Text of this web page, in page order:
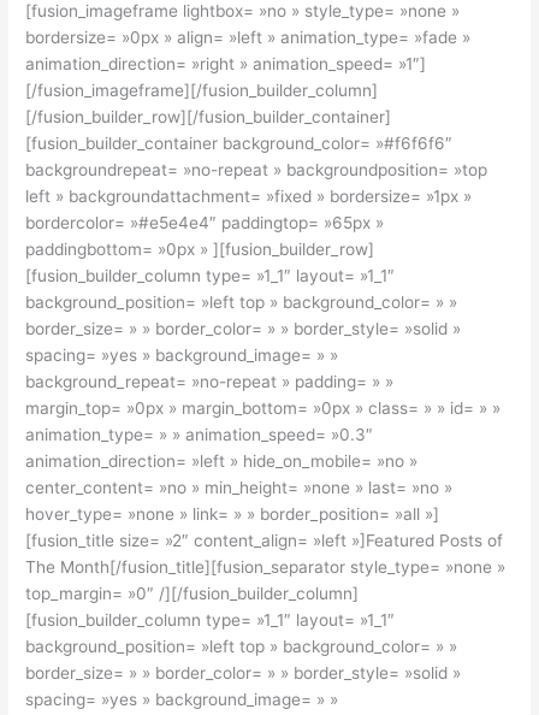
[fusion_imageframe lightbox= »no » style_type= »none »
bordersize= »0px » align= »left » animation_type= »fade »
animation_direction= »right » animation_speed= »1″]
[/fusion_imageframe][/fusion_builder_column]
[/fusion_builder_row][/fusion_builder_container]
[fusion_builder_container background_color= »#f6f6f6″
backgroundrepeat= »no-repeat » backgroundposition= »top
left » backgroundattachment= »fixed » bordersize= »1px »
bordercolor= »#e5e4e4″ paddingtop= »65px »
paddingbottom= »0px » ][fusion_builder_row]
[fusion_builder_column type= »1_1″ layout= »1_1″
background_position= »left top » background_color= » »
border_size= » » border_color= » » border_style= »solid »
spacing= »yes » background_image= » »
background_repeat= »no-repeat » padding= » »
margin_top= »0px » margin_bottom= »0px » class= » » id= » »
animation_type= » » animation_speed= »0.3″
animation_direction= »left » hide_on_mobile= »no »
center_content= »no » min_height= »none » last= »no »
hover_type= »none » link= » » border_position= »all »]
[fusion_title size= »2″ content_align= »left »]Featured Posts of
The Month[/fusion_title][fusion_separator style_type= »none »
top_margin= »0″ /][/fusion_builder_column]
[fusion_builder_column type= »1_1″ layout= »1_1″
background_position= »left top » background_color= » »
border_size= » » border_color= » » border_style= »solid »
spacing= »yes » background_image= » »